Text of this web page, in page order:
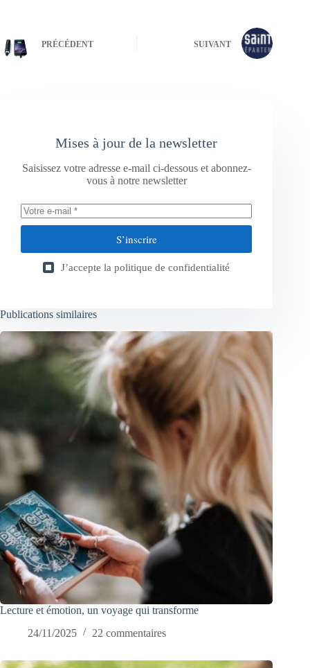
PRÉCÉDENT SUIVANT
Mises à jour de la newsletter
Saisissez votre adresse e-mail ci-dessous et abonnez-
vous à notre newsletter
S’inscrire
J’accepte la politique de confidentialité
Publications similaires
Lecture et émotion, un voyage qui transforme
24/11/2025
22 commentaires